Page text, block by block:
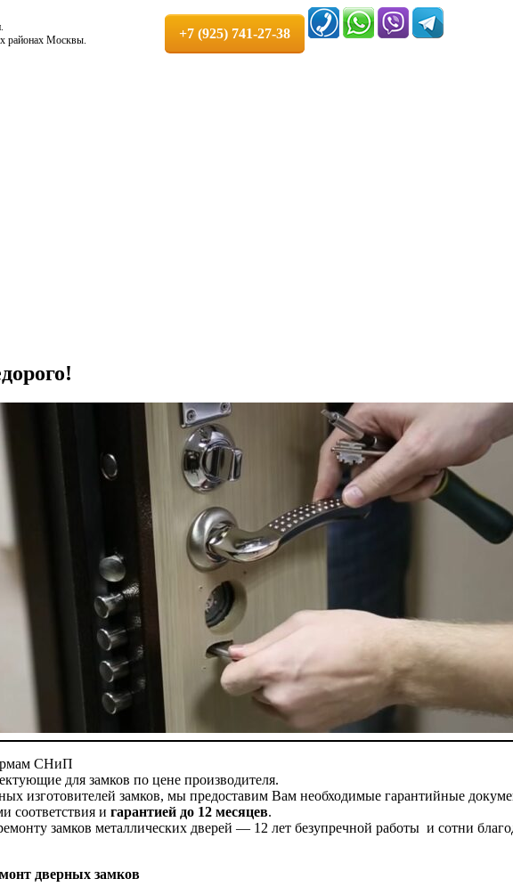
районах Москвы.
+7 (925) 741-27-38
замков +7 (925) 741-27-38
СНиП
для замков по цене производителя.
изготовителей замков, мы предоставим Вам необходимые гарантийные
соответствия и гарантией до 12 месяцев.
замков металлических дверей — 12 лет безупречной работы и сотни
дверных замков